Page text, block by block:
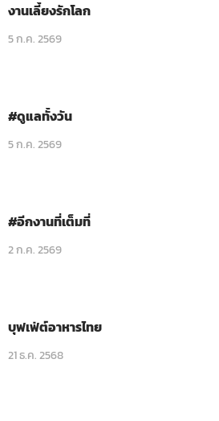
งานเลี้ยงรักโลก
5 ก.ค. 2569
#ดูแลทั้งวัน
5 ก.ค. 2569
#อีกงานที่เต็มที่
2 ก.ค. 2569
บุฟเฟ่ต์อาหารไทย
21 ธ.ค. 2568